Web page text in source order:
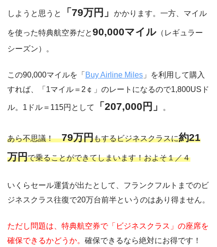
しようと思うと 「79万円」 かかります。一方、マイル
を使った特典航空券だと90,000マイル （レギュラー
シーズン）。
この90,000マイルを「 Buy Airline Miles 」を利用して購入
すれば、「1マイル＝2￠」のレートになるので1,800USド
ル。1ドル＝115円として 「207,000円」 。
あら不思議！79万円もするビジネスクラスに約21
万円で乗ることができてしまいます！およそ１／４
いくらセール運賃が出たとして、フランクフルトまでのビ
ジネスクラス往復で20万台前半というのはあり得ません。
ただし問題は、特典航空券で「ビジネスクラス」の座席を
確保できるかどうか。 確保できるなら絶対にお得です！